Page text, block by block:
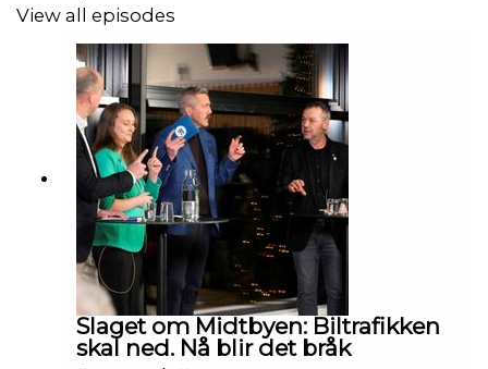
mer - snakker hun om med journalist Anne Dorte
Lunås. Opptak fra Adressahuset 4.12.2025.
View all episodes
Slaget om Midtbyen: Biltrafikken
skal ned. Nå blir det bråk